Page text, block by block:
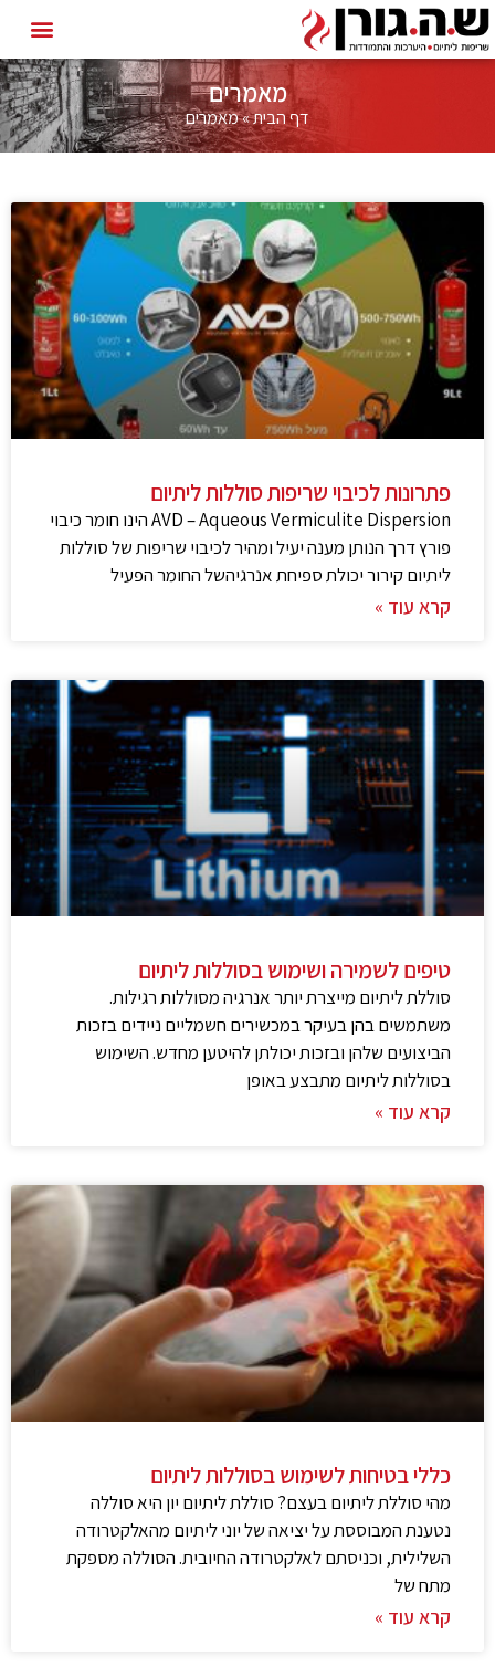
מאמרים
דף הבית»מאמרים
פתרונות לכיבוי שריפות סוללות ליתיום
AVD – Aqueous Vermiculite Dispersion הינו חומר כיבוי
פורץ דרך הנותן מענה יעיל ומהיר לכיבוי שריפות של סוללות
ליתיום קירור יכולת ספיחת אנרגיהשל החומר הפעיל
קרא עוד »
טיפים לשמירה ושימוש בסוללות ליתיום
סוללת ליתיום מייצרת יותר אנרגיה מסוללות רגילות.
משתמשים בהן בעיקר במכשירים חשמליים ניידים בזכות
הביצועים שלהן ובזכות יכולתן להיטען מחדש. השימוש
בסוללות ליתיום מתבצע באופן
קרא עוד »
כללי בטיחות לשימוש בסוללות ליתיום
מהי סוללת ליתיום בעצם? סוללת ליתיום יון היא סוללה
נטענת המבוססת על יציאה של יוני ליתיום מהאלקטרודה
השלילית, וכניסתם לאלקטרודה החיובית. הסוללה מספקת
מתח של
קרא עוד »